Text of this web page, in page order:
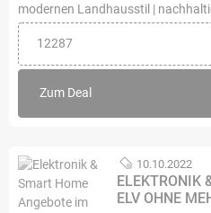
modernen Landhausstil |
12287
Zum Deal
10.10.2022
ELEKTRONIK
ELV OHNE